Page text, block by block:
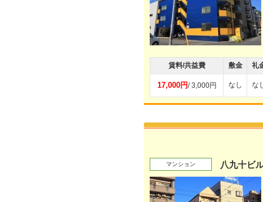
賃料/共益費 敷金 礼
17,000円/ 3,000円 なし な
マンション 八九十ビ